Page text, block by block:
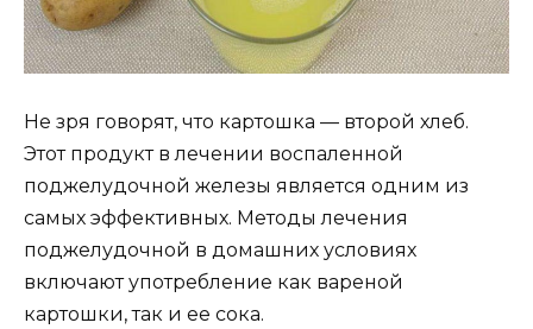
Не зря говорят, что картошка — второй хлеб.
Этот продукт в лечении воспаленной
поджелудочной железы является одним из
самых эффективных. Методы лечения
поджелудочной в домашних условиях
включают употребление как вареной
картошки, так и ее сока.